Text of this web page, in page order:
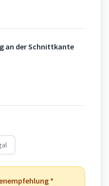
an der Schnittkante
*